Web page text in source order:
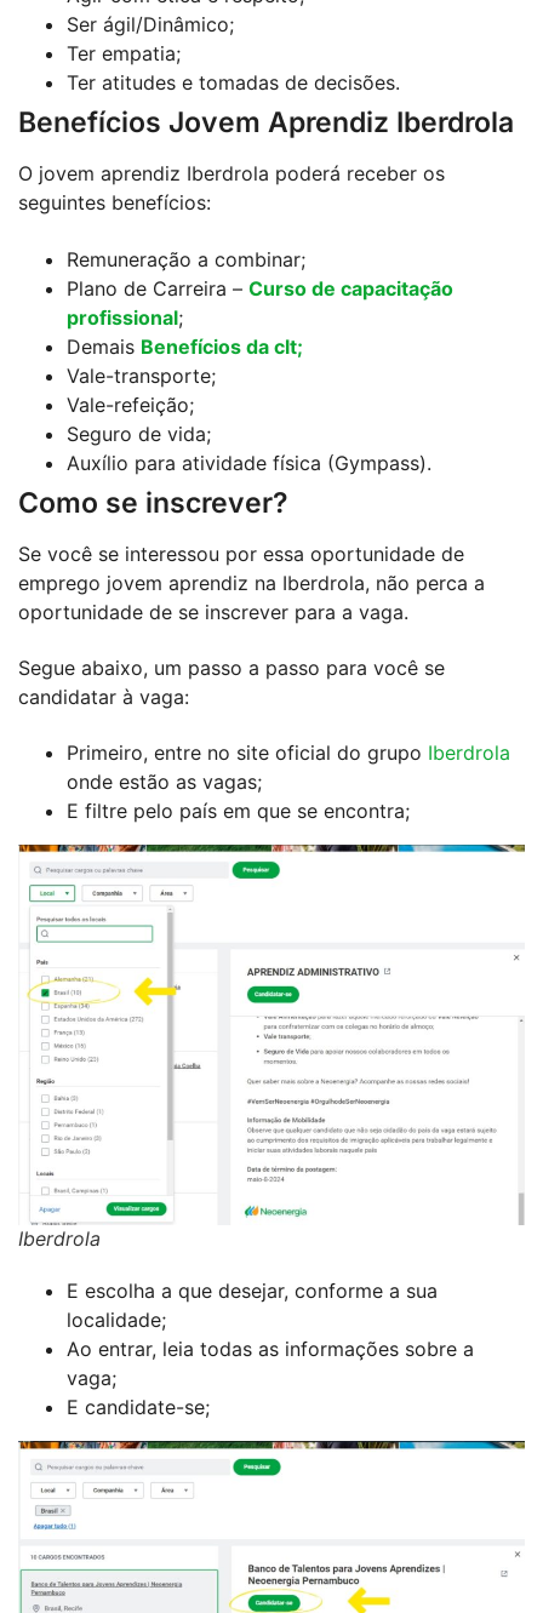
Ser ágil/Dinâmico;
Ter empatia;
Ter atitudes e tomadas de decisões.
Benefícios Jovem Aprendiz Iberdrola
O jovem aprendiz Iberdrola poderá receber os
seguintes benefícios:
Remuneração a combinar;
Plano de Carreira – Curso de capacitação
profissional;
Demais Benefícios da clt;
Vale-transporte;
Vale-refeição;
Seguro de vida;
Auxílio para atividade física (Gympass).
Como se inscrever?
Se você se interessou por essa oportunidade de
emprego jovem aprendiz na Iberdrola, não perca a
oportunidade de se inscrever para a vaga.
Segue abaixo, um passo a passo para você se
candidatar à vaga:
Primeiro, entre no site oficial do grupo Iberdrola
onde estão as vagas;
E filtre pelo país em que se encontra;
Iberdrola
E escolha a que desejar, conforme a sua
localidade;
Ao entrar, leia todas as informações sobre a
vaga;
E candidate-se;